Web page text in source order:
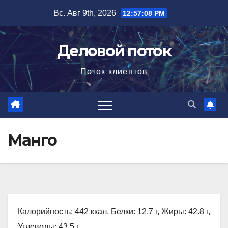
содержимому
Вс. Авг 9th, 2026 12:57:09 PM
Деловой поток
Поток клиентов
Манго
Калорийность: 442 ккал, Белки: 12.7 г, Жиры: 42.8 г,